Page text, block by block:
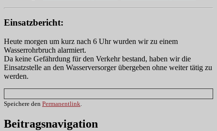
Einsatzbericht:
Heute morgen um kurz nach 6 Uhr wurden wir zu einem
Wasserrohrbruch alarmiert.
Da keine Gefährdung für den Verkehr bestand, haben wir die
Einsatzstelle an den Wasserversorger übergeben ohne weiter tätig zu
werden.
Speichere den Permanentlink.
Beitragsnavigation